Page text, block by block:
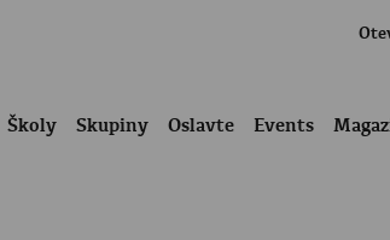
Školy Skupiny Oslavte Events